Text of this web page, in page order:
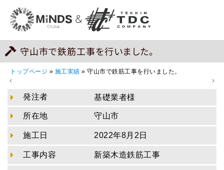
守山市で鉄筋工事を行いました。
トップページ » 施工実績 » 守山市で鉄筋工事を行いました。
発注者 基礎業者様
所在地 守山市
施工日 2022年8月2日
工事内容 新築木造鉄筋工事